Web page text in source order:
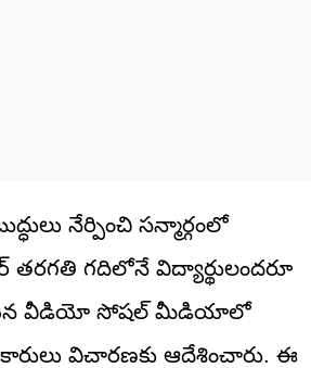
నేర్పించి సన్మార్గంలో
గదిలోనే విద్యార్థులందరూ
వీడియో సోషల్‌ మీడియాలో
విచారణకు ఆదేశించారు. ఈ